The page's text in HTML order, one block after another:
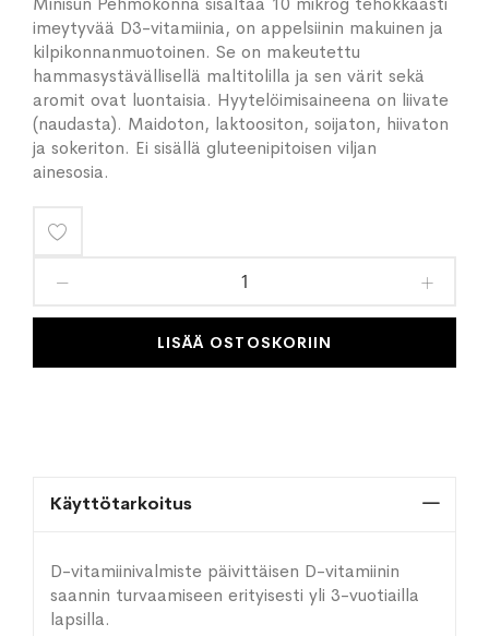
imeytyvää D3-vitamiinia, on appelsiinin makuinen ja
kilpikonnanmuotoinen. Se on makeutettu
hammasystävällisellä maltitolilla ja sen värit sekä
aromit ovat luontaisia. Hyytelöimisaineena on liivate
(naudasta). Maidoton, laktoositon, soijaton, hiivaton
ja sokeriton. Ei sisällä gluteenipitoisen viljan
ainesosia.
toivelistaan
LISÄÄ OSTOSKORIIN
Käyttötarkoitus
D-vitamiinivalmiste päivittäisen D-vitamiinin
saannin turvaamiseen erityisesti yli 3-vuotiailla
lapsilla.